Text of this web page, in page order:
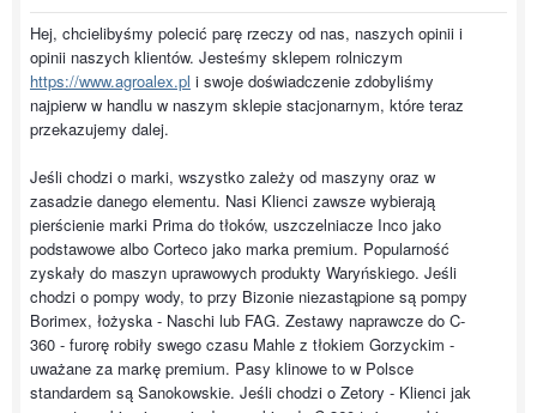
Hej, chcielibyśmy polecić parę rzeczy od nas, naszych opinii i
opinii naszych klientów. Jesteśmy sklepem rolniczym
https://www.agroalex.pl i swoje doświadczenie zdobyliśmy
najpierw w handlu w naszym sklepie stacjonarnym, które teraz
przekazujemy dalej.
Jeśli chodzi o marki, wszystko zależy od maszyny oraz w
zasadzie danego elementu. Nasi Klienci zawsze wybierają
pierścienie marki Prima do tłoków, uszczelniacze Inco jako
podstawowe albo Corteco jako marka premium. Popularność
zyskały do maszyn uprawowych produkty Waryńskiego. Jeśli
chodzi o pompy wody, to przy Bizonie niezastąpione są pompy
Borimex, łożyska - Naschi lub FAG. Zestawy naprawcze do C-
360 - furorę robiły swego czasu Mahle z tłokiem Gorzyckim -
uważane za markę premium. Pasy klinowe to w Polsce
standardem są Sanokowskie. Jeśli chodzi o Zetory - Klienci jak